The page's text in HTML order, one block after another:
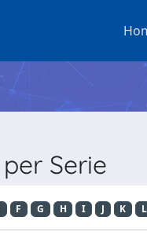
Serie
F G H I J K L